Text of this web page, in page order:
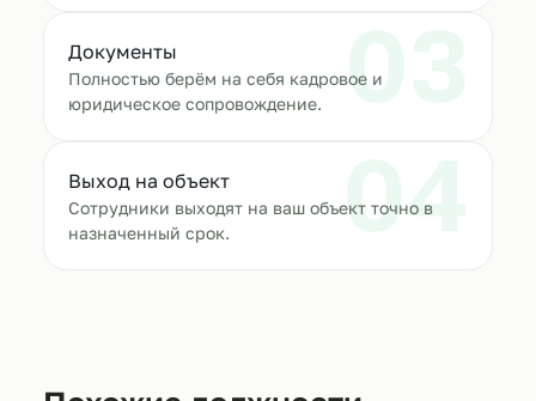
03
Документы
Полностью берём на себя кадровое и
юридическое сопровождение.
04
Выход на объект
Сотрудники выходят на ваш объект точно в
назначенный срок.